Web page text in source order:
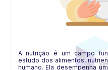
A nutrição é um campo
estudo dos alimentos,
humano. Ela desempenha